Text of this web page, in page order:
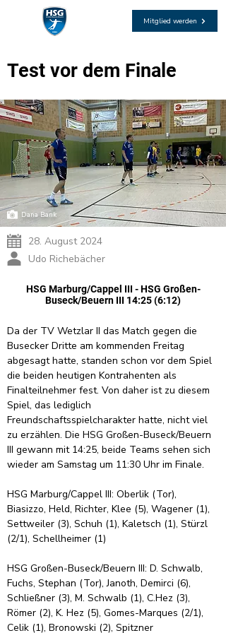
Mitglied werden
Test vor dem Finale
Dana Bank
28. August 2024
Udo Richebächer
HSG Marburg/Cappel III - HSG Großen-
Buseck/Beuern III 14:25 (6:12)
Da der TV Wetzlar II das Match gegen die
Busecker Dritte am kommenden Freitag
abgesagt hatte, standen schon vor dem Spiel
die beiden heutigen Kontrahenten als
Finalteilnehmer fest. Von daher ist zu diesem
Spiel, das lediglich
Freundschaftsspielcharakter hatte, nicht viel
zu erzählen. Die HSG Großen-Buseck/Beuern
III gewann mit 14:25, beide Teams sehen sich
wieder am Samstag um 11:30 Uhr im Finale.
HSG Marburg/Cappel III: Oberlik (Tor),
Biasizzo, Held, Richter, Klee (5), Wagener (1),
Settweiler (3), Schuh (1), Kaletsch (1), Stürzl
(2/1), Schellheimer (1)
HSG Großen-Buseck/Beuern III: D. Schwalb,
Fuchs, Stephan (Tor), Janoth, Demirci (6),
Schließner (3), M. Schwalb (1), C.Hez (3),
Römer (2), K. Hez (5), Gomes-Marques (2/1),
Celik (1), Bronowski (2), Spitzner